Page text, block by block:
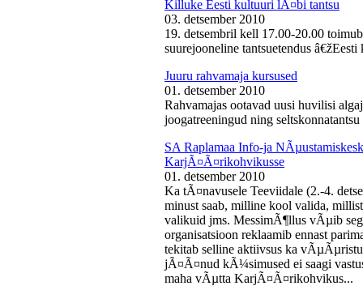
Killuke Eesti kultuuri lÃ¤bi tantsu
03. detsember 2010
19. detsembril kell 17.00-20.00
suurejooneline tantsuetendus
Juuru rahvamaja kursused
01. detsember 2010
Rahvamajas ootavad uusi huvilisi
joogatreeningud ning seltskonnatantsu
SA Raplamaa Info-ja
KarjÃ¤Ã¤rikohvikusse
01. detsember 2010
Ka tÃ¤navusele Teeviidale (2.-4.
minust saab, milline kool valida,
valikuid jms. MessimÃ¶llus vÃµib
organisatsioon reklaamib ennast
tekitab selline aktiivsus ka
jÃ¤Ã¤nud kÃ¼simused ei saagi
maha vÃµtta KarjÃ¤Ã¤rikohvikus...